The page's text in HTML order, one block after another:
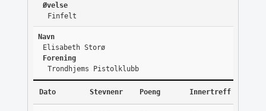
Øvelse
Finfelt
Navn
Elisabeth Storø
Forening
Trondhjems Pistolklubb
Dato Stevnenr Poeng Innertreff